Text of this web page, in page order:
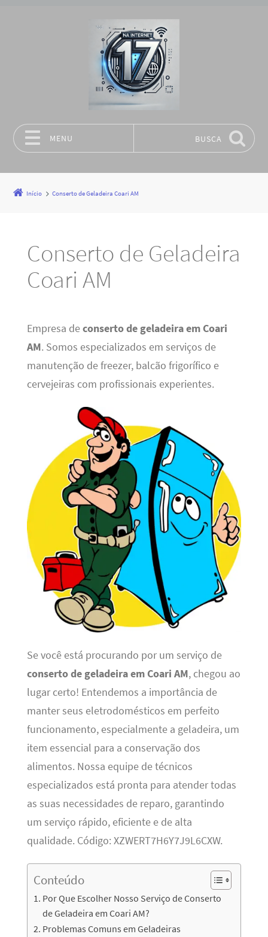
MENU BUSCA
Início Conserto de Geladeira Coari AM
Conserto de Geladeira
Coari AM
Empresa deconserto de geladeira em Coari
AM. Somos especializados em serviços de
manutenção de freezer, balcão frigorífico e
cervejeiras com profissionais experientes.
Se você está procurando por um serviço de
conserto de geladeira em Coari AM, chegou ao
lugar certo! Entendemos a importância de
manter seus eletrodomésticos em perfeito
funcionamento, especialmente a geladeira, um
item essencial para a conservação dos
alimentos. Nossa equipe de técnicos
especializados está pronta para atender todas
as suas necessidades de reparo, garantindo
um serviço rápido, eficiente e de alta
qualidade. Código: XZWERT7H6Y7J9L6CXW.
Conteúdo
Por Que Escolher Nosso Serviço de Conserto
de Geladeira em Coari AM?
Problemas Comuns em Geladeiras